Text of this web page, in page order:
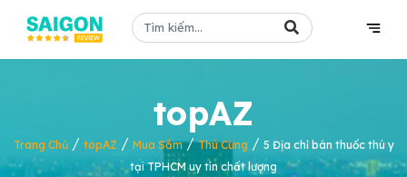
topAZ
Trang Chủ/ topAZ / Mua Sắm/Thú Cưng / 5 Địa chỉ bán thuốc thú y
tại TPHCM uy tín chất lượng